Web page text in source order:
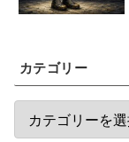
カテゴリー